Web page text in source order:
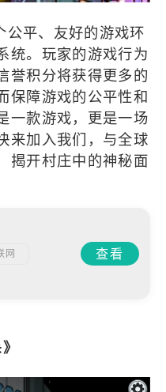
平、友好的游戏环
统。玩家的游戏行为
誉积分将获得更多的
保障游戏的公平性和
一款游戏，更是一场
来加入我们，与全球
揭开村庄中的神秘面
网
查看